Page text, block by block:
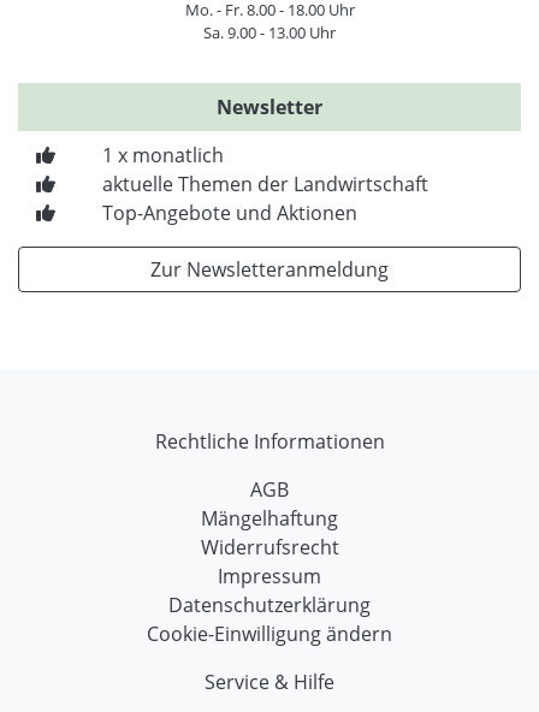
Mo. - Fr. 8.00 - 18.00 Uhr
Sa. 9.00 - 13.00 Uhr
Newsletter
1 x monatlich
aktuelle Themen der Landwirtschaft
Top-Angebote und Aktionen
Zur Newsletteranmeldung
Rechtliche Informationen
AGB
Mängelhaftung
Widerrufsrecht
Impressum
Datenschutzerklärung
Cookie-Einwilligung ändern
Service & Hilfe